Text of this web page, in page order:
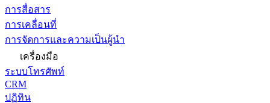
การสื่อสาร
การเคลื่อนที่
การจัดการและความเป็นผู้นำ
เครื่องมือ
ระบบโทรศัพท์
CRM
ปฏิทิน